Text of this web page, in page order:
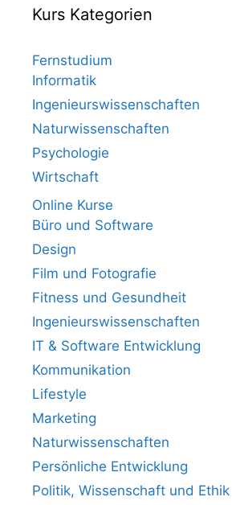
Kurs Kategorien
Fernstudium
Informatik
Ingenieurswissenschaften
Naturwissenschaften
Psychologie
Wirtschaft
Online Kurse
Büro und Software
Design
Film und Fotografie
Fitness und Gesundheit
Ingenieurswissenschaften
IT & Software Entwicklung
Kommunikation
Lifestyle
Marketing
Naturwissenschaften
Persönliche Entwicklung
Politik, Wissenschaft und Ethik